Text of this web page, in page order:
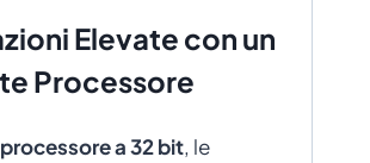
Elevate con un
Processore
processore a 32 bit, le